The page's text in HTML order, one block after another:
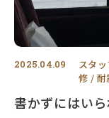
2025.04.09 スタ
修
耐
書かずにはい